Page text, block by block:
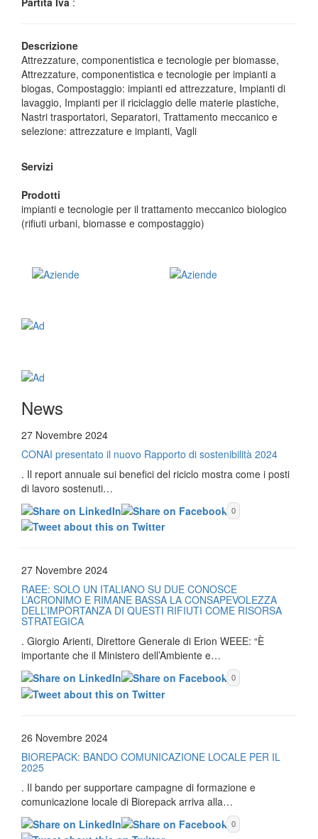
Descrizione
Attrezzature, componentistica e tecnologie per biomasse,
Attrezzature, componentistica e tecnologie per impianti a
biogas, Compostaggio: impianti ed attrezzature, Impianti di
lavaggio, Impianti per il riciclaggio delle materie plastiche,
Nastri trasportatori, Separatori, Trattamento meccanico e
selezione: attrezzature e impianti, Vagli
Servizi
Prodotti
impianti e tecnologie per il trattamento meccanico biologico
(rifiuti urbani, biomasse e compostaggio)
News
27 Novembre 2024
CONAI presentato il nuovo Rapporto di sostenibilità 2024
. Il report annuale sui benefici del riciclo mostra come i posti
di lavoro sostenuti…
0
27 Novembre 2024
RAEE: SOLO UN ITALIANO SU DUE CONOSCE
L’ACRONIMO E RIMANE BASSA LA CONSAPEVOLEZZA
DELL’IMPORTANZA DI QUESTI RIFIUTI COME RISORSA
STRATEGICA
. Giorgio Arienti, Direttore Generale di Erion WEEE: “È
importante che il Ministero dell’Ambiente e…
0
26 Novembre 2024
BIOREPACK: BANDO COMUNICAZIONE LOCALE PER IL
2025
. Il bando per supportare campagne di formazione e
comunicazione locale di Biorepack arriva alla…
0